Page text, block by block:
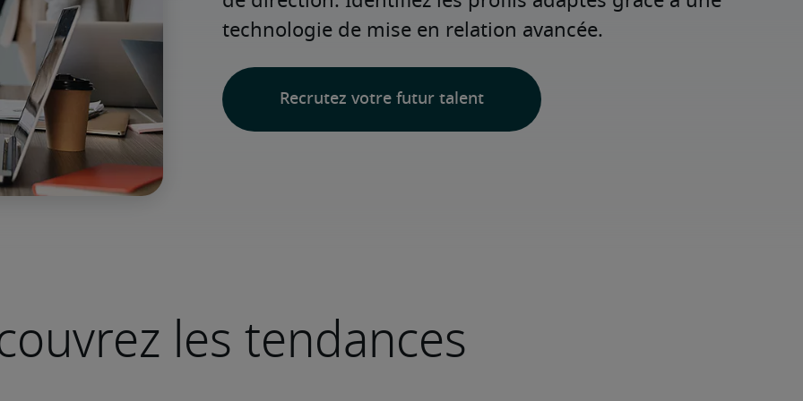
technologie de mise en relation avancée.
Recrutez votre futur talent
les tendances